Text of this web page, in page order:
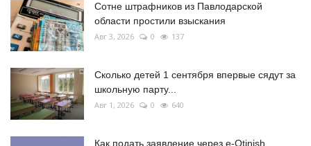
Сотне штрафников из Павлодарской
области простили взыскания
Авг 3, 2026 0 137
Сколько детей 1 сентября впервые сядут за
школьную парту...
Авг 1, 2026 0 640
Как подать заявление через e-Otinish